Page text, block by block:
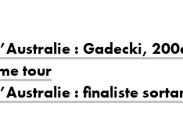
: Gadecki,
tour
: finaliste